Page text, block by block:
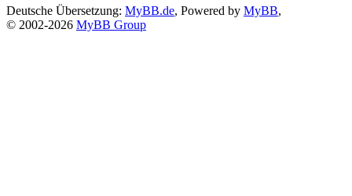
Deutsche Übersetzung: MyBB.de, Powered by MyBB,
© 2002-2026 MyBB Group